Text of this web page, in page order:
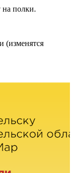
на полки.
(изменятся